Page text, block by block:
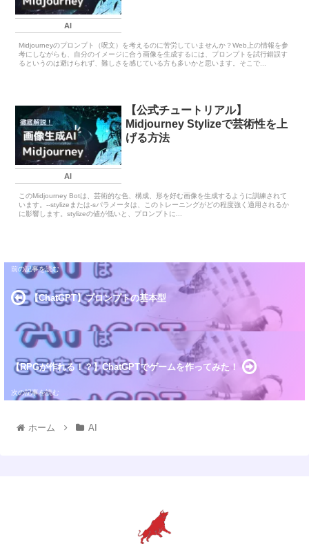
AI
Midjourneyのプロンプト（呪文）を考えるのに苦労していませんか？Web上の情報を参
考にしながらも、自分のイメージに合う画像を生成するには、プロンプトを試行錯誤す
るというのは避けられず、難しさを感じている方も多いかと思います。そこで...
AI
【公式チュートリアル】
Midjourney Stylizeで芸術性を上
げる方法
このMidjourney Botは、芸術的な色、構成、形を好む画像を生成するように訓練されて
います。--stylizeまたは-sパラメータは、このトレーニングがどの程度強く適用されるか
に影響します。stylizeの値が低いと、プロンプトに...
【ChatGPT】プロンプトの基本型
【RPGが作れる！？】ChatGPTでゲームを作ってみた！
ホーム AI